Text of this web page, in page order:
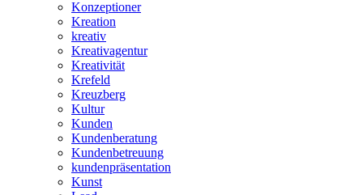
Konzeptioner
Kreation
kreativ
Kreativagentur
Kreativität
Krefeld
Kreuzberg
Kultur
Kunden
Kundenberatung
Kundenbetreuung
kundenpräsentation
Kunst